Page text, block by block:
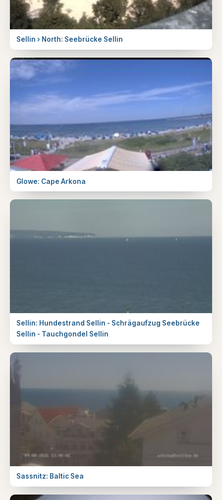
Sellin › North: Seebrücke Sellin
Glowe: Cape Arkona
Sellin: Hundestrand Sellin - Schrägaufzug Seebrücke
Sellin - Tauchgondel Sellin
Sassnitz: Baltic Sea